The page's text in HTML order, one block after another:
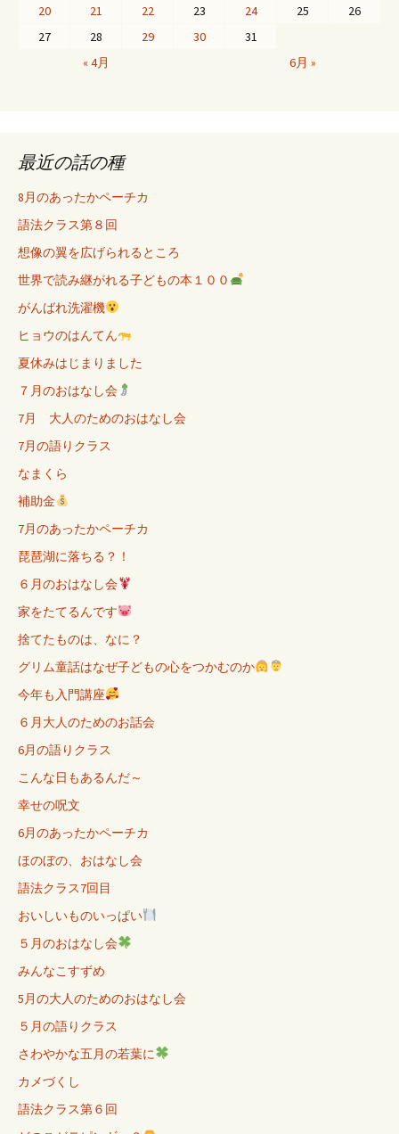
ー
ン
« 4月 6月 »
20
21 22 23 24 25
26
27
28 29 30 31
最近の話の種
8月のあったかペーチカ
語法クラス第８回
想像の翼を広げられるところ
世界で読み継がれる子どもの本１００
がんばれ洗濯機
ヒョウのはんてん
夏休みはじまりました
７月のおはなし会
7月 大人のためのおはなし会
7月の語りクラス
なまくら
補助金
7月のあったかペーチカ
琵琶湖に落ちる？！
６月のおはなし会
家をたてるんです
捨てたものは、なに？
グリム童話はなぜ子どもの心をつかむのか
今年も入門講座
６月大人のためのお話会
6月の語りクラス
こんな日もあるんだ～
幸せの呪文
6月のあったかペーチカ
ほのぼの、おはなし会
語法クラス7回目
おいしいものいっぱい
５月のおはなし会
みんなこすずめ
5月の大人のためのおはなし会
５月の語りクラス
さわやかな五月の若葉に
カメづくし
語法クラス第６回